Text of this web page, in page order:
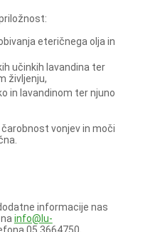
eteričnega olja in
učinkih lavandina ter
življenju,
in lavandinom ter njuno
vonjev in moči
informacije nas
info@lu-